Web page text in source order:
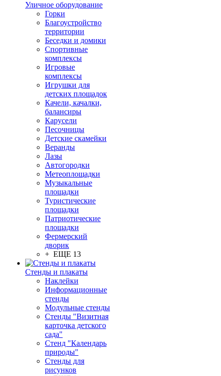
Уличное оборудование
Горки
Благоустройство
территории
Беседки и домики
Спортивные
комплексы
Игровые
комплексы
Игрушки для
детских площадок
Качели, качалки,
балансиры
Карусели
Песочницы
Детские скамейки
Веранды
Лазы
Автогородки
Метеоплощадки
Музыкальные
площадки
Туристические
площадки
Патриотические
площадки
Фермерский
дворик
+ ЕЩЕ 13
Стенды и плакаты
Наклейки
Информационные
стенды
Модульные стенды
Стенды "Визитная
карточка детского
сада"
Стенд "Календарь
природы"
Стенды для
рисунков